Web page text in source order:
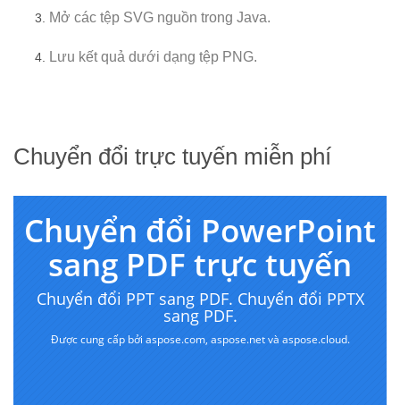
Mở các tệp SVG nguồn trong Java.
Lưu kết quả dưới dạng tệp PNG.
Chuyển đổi trực tuyến miễn phí